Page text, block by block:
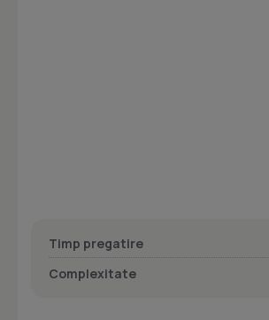
Timp pregatire
Complexitate